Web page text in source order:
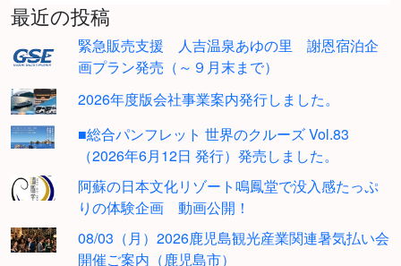
最近の投稿
緊急販売支援 人吉温泉あゆの里 謝恩宿泊企
画プラン発売（～９月末まで）
2026年度版会社事業案内発行しました。
■総合パンフレット 世界のクルーズ Vol.83
（2026年6月12日 発行）発売しました。
阿蘇の日本文化リゾート鳴鳳堂で没入感たっぷ
りの体験企画 動画公開！
08/03（月）2026鹿児島観光産業関連暑気払い会
開催ご案内（鹿児島市）